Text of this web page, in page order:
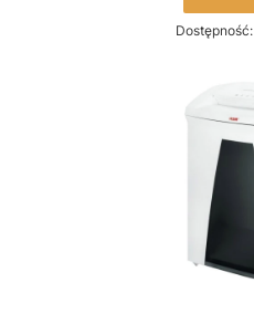
Dostępność: